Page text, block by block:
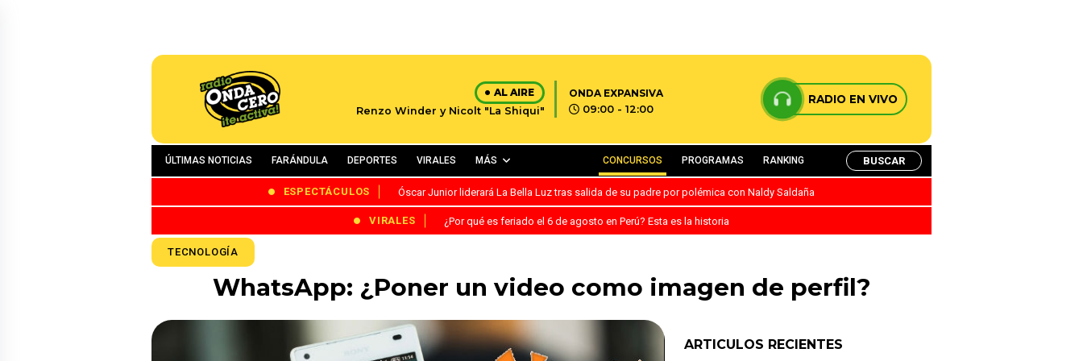
AL AIRE
Renzo Winder y Nicolt "La Shiqui"
ONDA EXPANSIVA
09:00 - 12:00
RADIO EN VIVO
ÚLTIMAS NOTICIAS FARÁNDULA DEPORTES VIRALES MÁS CONCURSOS PROGRAMAS RANKING BUSCAR
ESPECTÁCULOS Óscar Junior liderará La Bella Luz tras salida de su padre por polémica con Naldy Saldaña
VIRALES ¿Por qué es feriado el 6 de agosto en Perú? Esta es la historia
TECNOLOGÍA
WhatsApp: ¿Poner un video como imagen de perfil?
ARTICULOS RECIENTES